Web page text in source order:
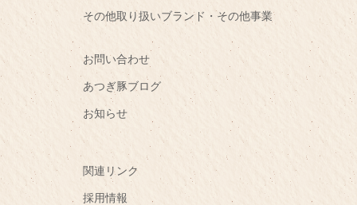
その他取り扱いブランド・その他事業
お問い合わせ
あつぎ豚ブログ
お知らせ
関連リンク
採用情報